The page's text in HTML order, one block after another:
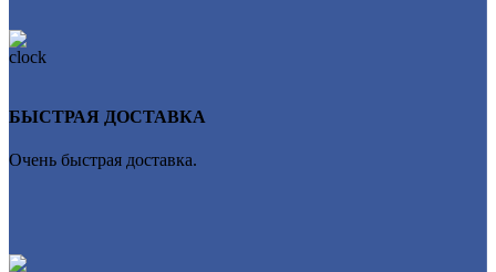
БЫСТРАЯ ДОСТАВКА
Очень быстрая доставка.